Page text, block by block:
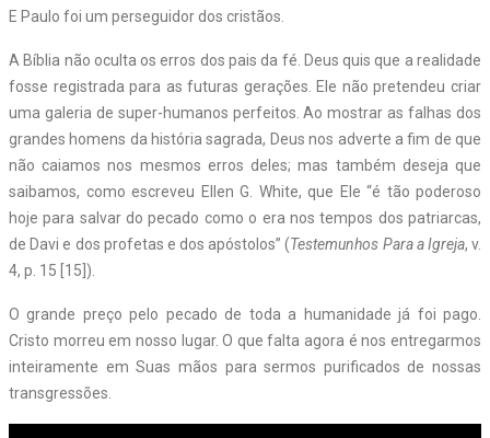
E Paulo foi um perseguidor dos cristãos.
A Bíblia não oculta os erros dos pais da fé. Deus quis que a realidade
fosse registrada para as futuras gerações. Ele não pretendeu criar
uma galeria de super-humanos perfeitos. Ao mostrar as falhas dos
grandes homens da história sagrada, Deus nos adverte a fim de que
não caiamos nos mesmos erros deles; mas também deseja que
saibamos, como escreveu Ellen G. White, que Ele “é tão poderoso
hoje para salvar do pecado como o era nos tempos dos patriarcas,
de Davi e dos profetas e dos apóstolos” (Testemunhos Para a Igreja, v.
4, p. 15 [15]).
O grande preço pelo pecado de toda a humanidade já foi pago.
Cristo morreu em nosso lugar. O que falta agora é nos entregarmos
inteiramente em Suas mãos para sermos purificados de nossas
transgressões.